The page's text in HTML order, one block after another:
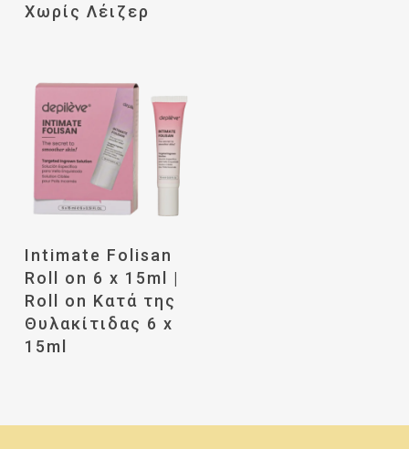
Χωρίς Λέιζερ
Διαβάστε
Intimate Folisan
Roll on 6 x 15ml |
Roll on Κατά της
Θυλακίτιδας 6 x
15ml